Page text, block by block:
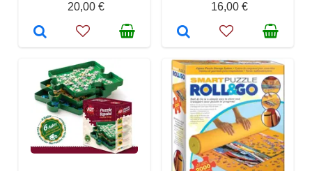
20,00 €
16,00 €